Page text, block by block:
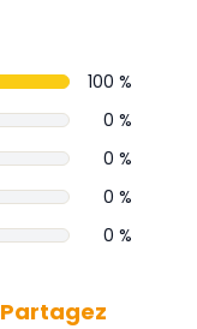
100 %
0 %
0 %
0 %
0 %
Partagez